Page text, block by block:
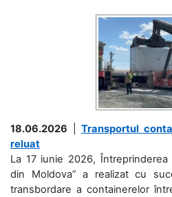
18.06.2026
Transportul
reluat
La 17 iunie 2026, Întreprinderea
din Moldova” a realizat cu
transbordare a containerelor